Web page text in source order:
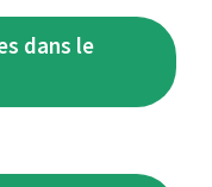
dans le